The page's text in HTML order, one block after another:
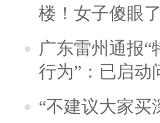
楼！女子傻眼
广东雷州通报
行为”：已启动
“不建议大家买